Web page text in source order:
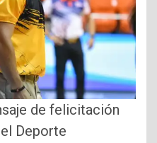
de felicitación
Deporte